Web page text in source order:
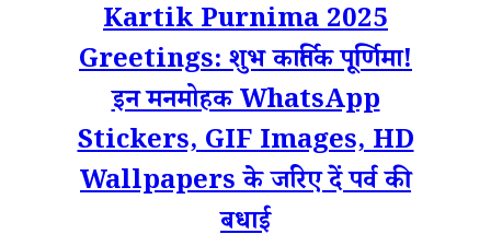
Kartik Purnima 2025
Greetings: शुभ कार्तिक पूर्णिमा!
इन मनमोहक WhatsApp
Stickers, GIF Images, HD
Wallpapers के जरिए दें पर्व की
बधाई